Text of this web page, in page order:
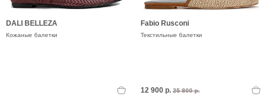
DALI BELLEZA
Кожаные балетки
Fabio Rusconi
Текстильные балетки
12 900 р. 25 800 р.